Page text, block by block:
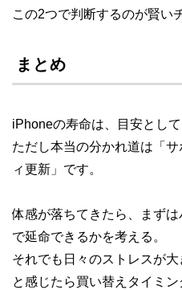
この2つで判断するのが賢い
まとめ
iPhoneの寿命は、目安として
ただし本当の分かれ道は「
ィ更新」です。
体感が落ちてきたら、まず
で延命できるかを考える。
それでも日々のストレスが大
と感じたら買い替えタイミン